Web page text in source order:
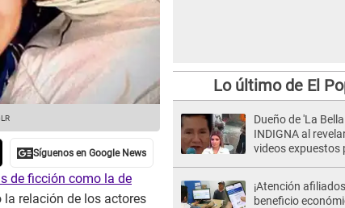
de ficción como la de
relación de los actores
Lo último de El
Dueño de 'La
INDIGNA al
videos expuestos
¡Atención
beneficio